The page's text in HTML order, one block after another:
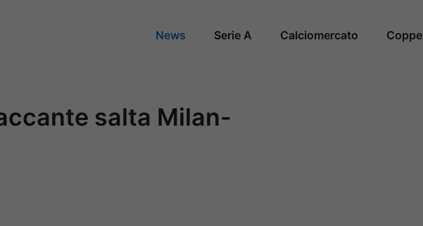
News Serie A Calciomercato Coppe
salta Milan-